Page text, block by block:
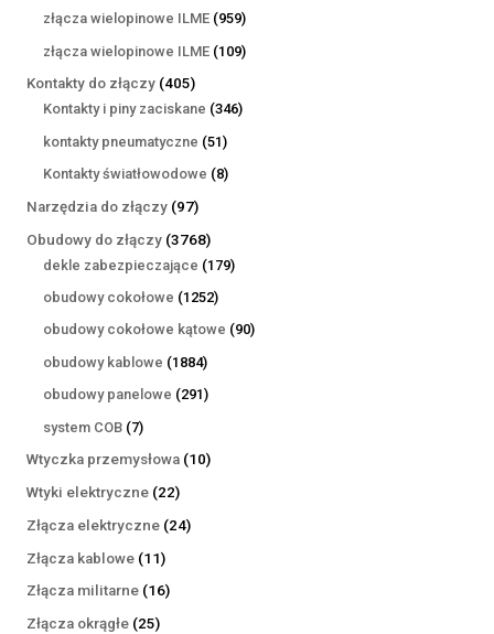
produktów
złącza wielopinowe ILME 959959
produktów
złącza wielopinowe ILME 109109
Kontakty do złączy 405405
produktów
Kontakty i piny zaciskane 346346
kontakty pneumatyczne 5151
produktów
Kontakty światłowodowe 88
Narzędzia do złączy 9797
produktów
Obudowy do złączy 37683768
produktów
dekle zabezpieczające 179179
obudowy cokołowe 12521252
produkty
obudowy cokołowe kątowe 9090
obudowy kablowe 18841884
produkty
obudowy panelowe 291291
system COB 77
produktów
Wtyczka przemysłowa 1010
Wtyki elektryczne 2222
produkty
Złącza elektryczne 2424
Złącza kablowe 1111
produktów
Złącza militarne 1616
Złącza okrągłe 2525